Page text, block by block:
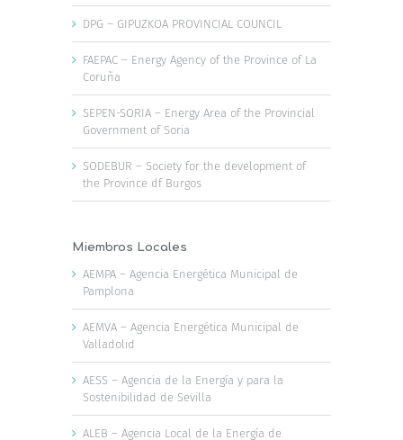
DPG – GIPUZKOA PROVINCIAL COUNCIL
FAEPAC – Energy Agency of the Province of La
Coruña
SEPEN-SORIA – Energy Area of the Provincial
Government of Soria
SODEBUR – Society for the development of
the Province df Burgos
Miembros Locales
AEMPA – Agencia Energética Municipal de
Pamplona
AEMVA – Agencia Energética Municipal de
Valladolid
AESS – Agencia de la Energía y para la
Sostenibilidad de Sevilla
ALEB – Agencia Local de la Energía de